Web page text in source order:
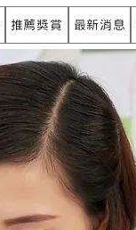
推薦獎賞 最新消息